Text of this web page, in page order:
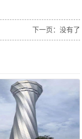
下一页：没有了